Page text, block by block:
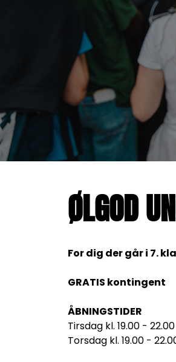
ØLGOD
For dig der går i 7.
GRATIS kontingent
ÅBNINGSTIDER
Tirsdag kl. 19.00 - 22.00
Torsdag kl. 19.00 -